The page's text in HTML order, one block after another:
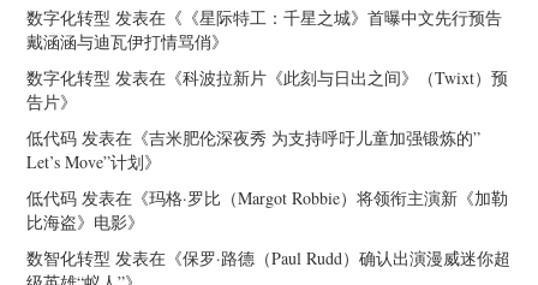
数字化转型 发表在《 《星际特工：千星之城》首曝中文先行预告
戴涵涵与迪瓦伊打情骂俏》
数字化转型 发表在《科波拉新片《此刻与日出之间》（Twixt）预
告片》
低代码 发表在《吉米肥伦深夜秀 为支持呼吁儿童加强锻炼的”
Let’s Move”计划》
低代码 发表在《玛格·罗比（Margot Robbie）将领衔主演新《加勒
比海盗》电影》
数智化转型 发表在《保罗·路德（Paul Rudd）确认出演漫威迷你超